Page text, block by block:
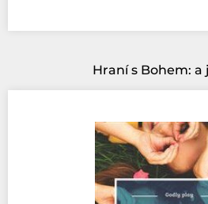
Hraní s Bohem: a